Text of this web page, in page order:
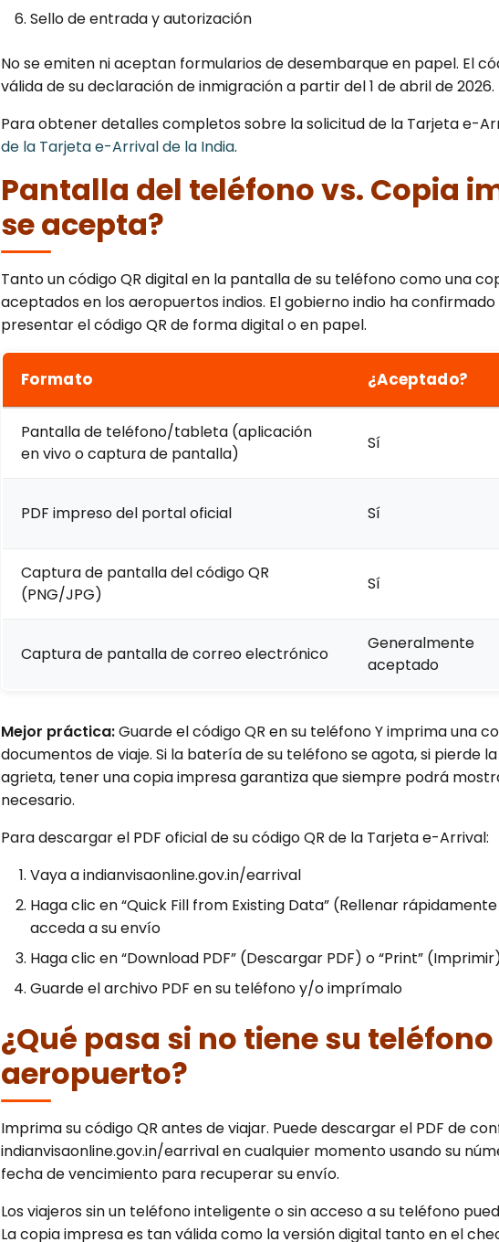
Sello de entrada y autorización
No se emiten ni aceptan formularios de desembarque en papel. El
válida de su declaración de inmigración a partir del 1 de abril de 2026.
Para obtener detalles completos sobre la solicitud de la Tarjeta e-
de la Tarjeta e-Arrival de la India.
Pantalla del teléfono vs. Copia
se acepta?
Tanto un código QR digital en la pantalla de su teléfono como una
aceptados en los aeropuertos indios. El gobierno indio ha
presentar el código QR de forma digital o en papel.
Formato ¿Aceptado?
Pantalla de teléfono/tableta (aplicación
en vivo o captura de pantalla)
Sí
PDF impreso del portal oficial Sí
Captura de pantalla del código QR
(PNG/JPG)
Sí
Captura de pantalla de correo electrónico
Generalmente
aceptado
Mejor práctica:Guarde el código QR en su teléfono Y imprima una
documentos de viaje. Si la batería de su teléfono se agota, si pierde
agrieta, tener una copia impresa garantiza que siempre podrá
necesario.
Para descargar el PDF oficial de su código QR de la Tarjeta e-Arrival:
Vaya a indianvisaonline.gov.in/earrival
Haga clic en “Quick Fill from Existing Data” (Rellenar
acceda a su envío
Haga clic en “Download PDF” (Descargar PDF) o “Print”
Guarde el archivo PDF en su teléfono y/o imprímalo
¿Qué pasa si no tiene su teléfono
aeropuerto?
Imprima su código QR antes de viajar. Puede descargar el PDF de
indianvisaonline.gov.in/earrival en cualquier momento usando su
fecha de vencimiento para recuperar su envío.
Los viajeros sin un teléfono inteligente o sin acceso a su teléfono
La copia impresa es tan válida como la versión digital tanto en el